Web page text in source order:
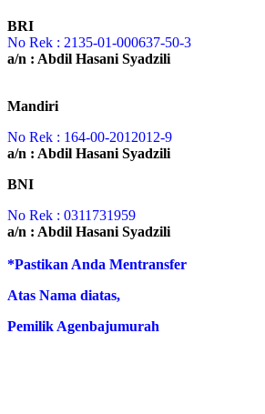
BRI
No Rek : 2135-01-000637-50-3
a/n : Abdil Hasani Syadzili
Mandiri
No Rek : 164-00-2012012-9
a/n : Abdil Hasani Syadzili
BNI
No Rek : 0311731959
a/n : Abdil Hasani Syadzili
*Pastikan Anda Mentransfer
Atas Nama diatas,
Pemilik Agenbajumurah